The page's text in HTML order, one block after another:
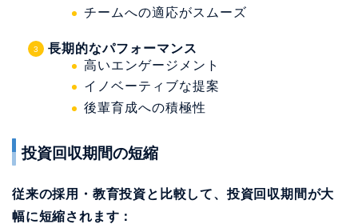
チームへの適応がスムーズ
長期的なパフォーマンス
高いエンゲージメント
イノベーティブな提案
後輩育成への積極性
投資回収期間の短縮
従来の採用・教育投資と比較して、投資回収期間が大
幅に短縮されます：